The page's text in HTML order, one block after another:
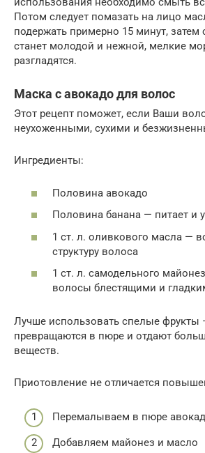
Потом следует помазать на лицо
подержать примерно 15 минут,
станет молодой и нежной, мелкие
разгладятся.
Маска с авокадо для волос
Этот рецепт поможет, если Ваши
неухоженными, сухими и
Ингредиенты:
Половина авокадо
Половина банана — питает и
1 ст. л. оливкового масла —
структуру волоса
1 ст. л. самодельного
волосы блестящими и
Лучше использовать спелые фрукты
превращаются в пюре и отдают
веществ.
Приотовление не отличается
Перемалываем в пюре
Добавляем майонез и масло